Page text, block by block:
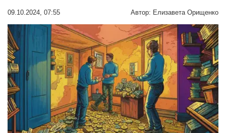
09.10.2024, 07:55 Автор: Елизавета Орищенко